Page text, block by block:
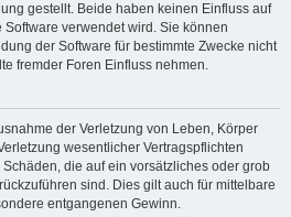
gestellt. Beide haben keinen Einfluss auf
Software verwendet wird. Sie können
der Software für bestimmte Zwecke nicht
fremder Foren Einfluss nehmen.
der Verletzung von Leben, Körper
wesentlicher Vertragspflichten
die auf ein vorsätzliches oder grob
sind. Dies gilt auch für mittelbare
entgangenen Gewinn.